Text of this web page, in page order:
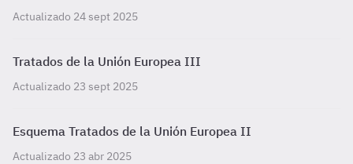
Actualizado 24 sept 2025
Tratados de la Unión Europea III
Actualizado 23 sept 2025
Esquema Tratados de la Unión Europea II
Actualizado 23 abr 2025